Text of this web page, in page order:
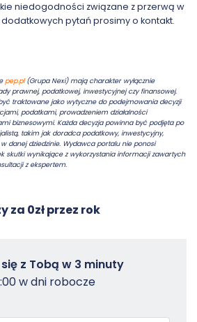
niedogodności związane z przerwą w
dodatkowych pytań prosimy o kontakt.
pep.pl(Grupa Nexi) mają charakter wyłącznie
prawnej, podatkowej, inwestycyjnej czy finansowej.
traktowane jako wytyczne do podejmowania decyzji
podatkami, prowadzeniem działalności
biznesowymi. Każda decyzja powinna być podjęta po
takim jak doradca podatkowy, inwestycyjny,
danej dziedzinie. Wydawca portalu nie ponosi
skutki wynikające z wykorzystania informacji zawartych
z ekspertem.
za 0zł przez rok
z Tobą w 3 minuty
w dni robocze